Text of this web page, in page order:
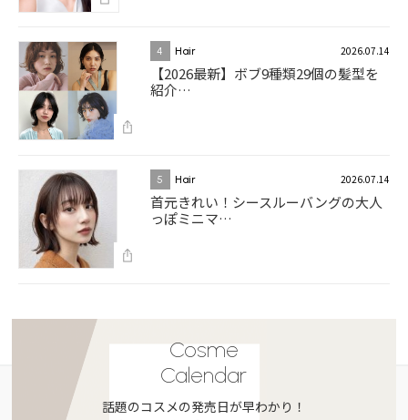
4 Hair 2026.07.14
【2026最新】ボブ9種類29個の髪型を
紹介…
5 Hair 2026.07.14
首元きれい！シースルーバングの大人
っぽミニマ…
Cosme
Calendar
話題のコスメの発売日が早わかり！